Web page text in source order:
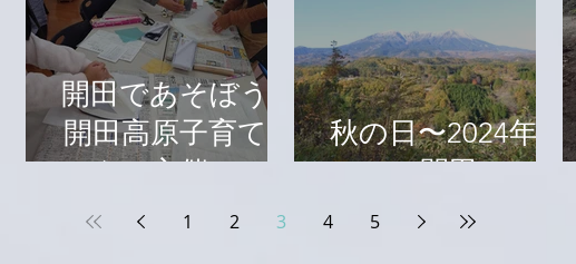
開田であそぼう〜
開田高原子育てサ
ークル主催〜2024
年11月9日
秋の日〜2024年秋
の開田〜
1 2 3 4 5